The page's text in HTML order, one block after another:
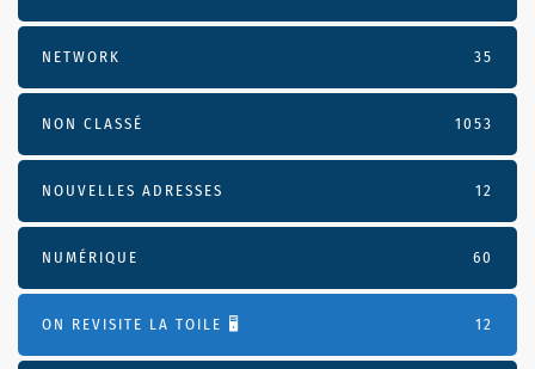
NETWORK 35
NON CLASSÉ 1053
NOUVELLES ADRESSES 12
NUMÉRIQUE 60
ON REVISITE LA TOILE 🖥️ 12